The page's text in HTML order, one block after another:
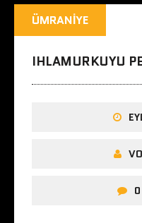
ÜMRANIYE
IHLAMURKUYU